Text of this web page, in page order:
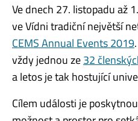
Ve dnech 27. listopadu až
ve Vídni tradiční největší
CEMS Annual Events 2019
vždy jednou ze32
a letos je tak hostující
Cílem události je